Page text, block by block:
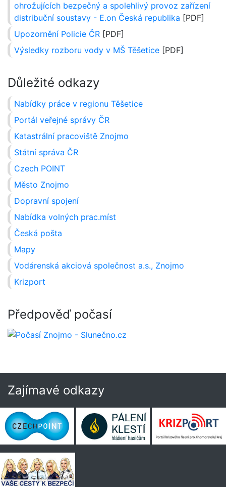
ohrožujících bezpečný a spolehlivý provoz zařízení
distribuční soustavy - E.on Česká republika [PDF]
Upozornění Policie ČR[PDF]
Výsledky rozboru vody v MŠ Těšetice[PDF]
Důležité odkazy
Nabídky práce v regionu Těšetice
Portál veřejné správy ČR
Katastrální pracoviště Znojmo
Státní správa ČR
Czech POINT
Město Znojmo
Dopravní spojení
Nabídka volných prac.míst
Česká pošta
Mapy
Vodárenská akciová společnost a.s., Znojmo
Krizport
Předpověď počasí
Zajímavé odkazy